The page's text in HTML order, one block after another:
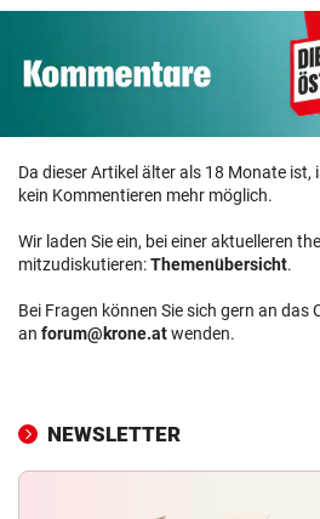
Da dieser Artikel älter als 18 Monate
kein Kommentieren mehr möglich.
Wir laden Sie ein, bei einer aktuelleren
mitzudiskutieren:Themenübersicht.
Bei Fragen können Sie sich gern an das
an forum@krone.atwenden.
NEWSLETTER